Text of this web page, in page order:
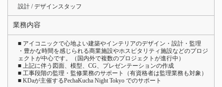
設計 / デザインスタッフ
業務内容
■ アイコニックで心地よい建築やインテリアのデザイン・設計・監理
・豊かな時間を感じられる商業施設やホスピタリティ施設などのプロジ
ェクトが中心です。（国内外で複数のプロジェクトが進行中）
■ 上記に伴う図面、模型、CG、プレゼンテーションの作成
■ 工事段階の監理・監修業務のサポート（有資格者は監理業務も対象）
■ KDaが主催するPechaKucha Night Tokyo でのサポート